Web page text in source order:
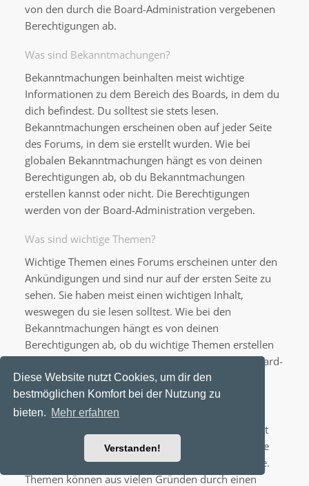
Diese Website nutzt Cookies, um dir den
bestmöglichen Komfort bei der Nutzung zu
bieten. Mehr erfahren
Verstanden!
von den durch die Board-Administration vergebenen
Berechtigungen ab.
Was sind Bekanntmachungen?
Bekanntmachungen beinhalten meist wichtige
Informationen zu dem Bereich des Boards, in dem du
dich befindest. Du solltest sie stets lesen.
Bekanntmachungen erscheinen oben auf jeder Seite
des Forums, in dem sie erstellt wurden. Wie bei
globalen Bekanntmachungen hängt es von deinen
Berechtigungen ab, ob du Bekanntmachungen
erstellen kannst oder nicht. Die Berechtigungen
werden von der Board-Administration vergeben.
Was sind wichtige Themen?
Wichtige Themen eines Forums erscheinen unter den
Ankündigungen und sind nur auf der ersten Seite zu
sehen. Sie haben meist einen wichtigen Inhalt,
weswegen du sie lesen solltest. Wie bei den
Bekanntmachungen hängt es von deinen
Berechtigungen ab, ob du wichtige Themen erstellen
kannst oder nicht; die Berechtigungen stellt die Board-
Administration ein.
Was sind geschlossene Themen?
Geschlossene Themen sind Themen, in denen nicht
mehr geantwortet werden kann und bei denen eine
laufende Umfrage, falls vorhanden, beendet wurde.
Themen können aus vielen Gründen durch einen